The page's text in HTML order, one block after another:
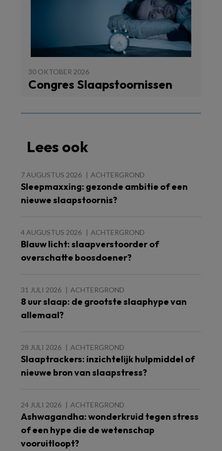
30 OKTOBER 2026
Congres Slaapstoornissen
Lees ook
7 AUGUSTUS 2026 ACHTERGROND
Sleepmaxxing: gezonde ambitie of een
nieuwe slaapstoornis?
4 AUGUSTUS 2026 ACHTERGROND
Blauw licht: slaapverstoorder of
overschatte boosdoener?
31 JULI 2026 ACHTERGROND
8 uur slaap: de grootste slaaphype van
allemaal?
28 JULI 2026 ACHTERGROND
Slaaptrackers: inzichtelijk hulpmiddel of
nieuwe bron van slaapstress?
24 JULI 2026 ACHTERGROND
Ashwagandha: wonderkruid tegen stress
of een hype die de wetenschap
vooruitloopt?